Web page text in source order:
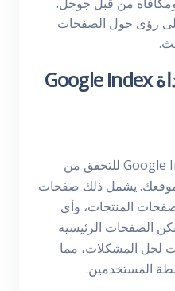
رؤى حول الصفحات
التطبيقات العملية لأداة Google Index
استخدم أداة Google Index Checker للتحقق من
موقعك. يشمل ذلك صفحات
المنتجات، وأي
الصفحات الرئيسية
لحل المشكلات، مما
المستخدمين.